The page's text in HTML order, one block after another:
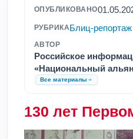
ОПУБЛИКОВАНО
РУБРИКАБлиц-репортаж
АВТОР
Российское
«Национальный
Все материалы
130 лет